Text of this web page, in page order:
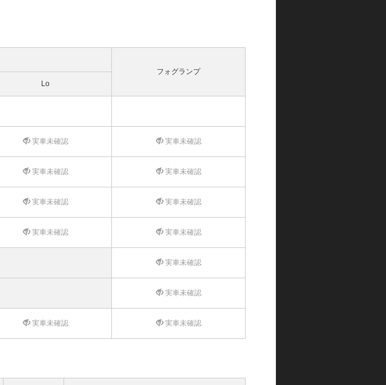
フォグランプ
Lo
実車未確認 実車未確認
実車未確認 実車未確認
実車未確認 実車未確認
実車未確認 実車未確認
実車未確認
実車未確認
実車未確認 実車未確認